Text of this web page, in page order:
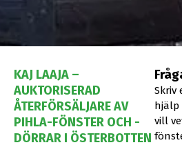
KAJ LAAJA –
AUKTORISERAD
ÅTERFÖRSÄLJARE AV
PIHLA-FÖNSTER OCH -
DÖRRAR I ÖSTERBOTTEN
Skriv
hjälp
vill